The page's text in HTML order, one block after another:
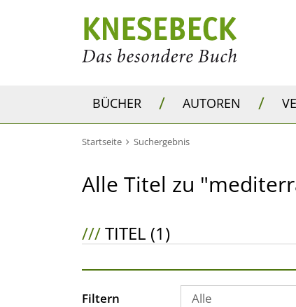
BÜCHER / AUTOREN /
Startseite Suchergebnis
Alle Titel zu
///TITEL (1)
Filtern Alle